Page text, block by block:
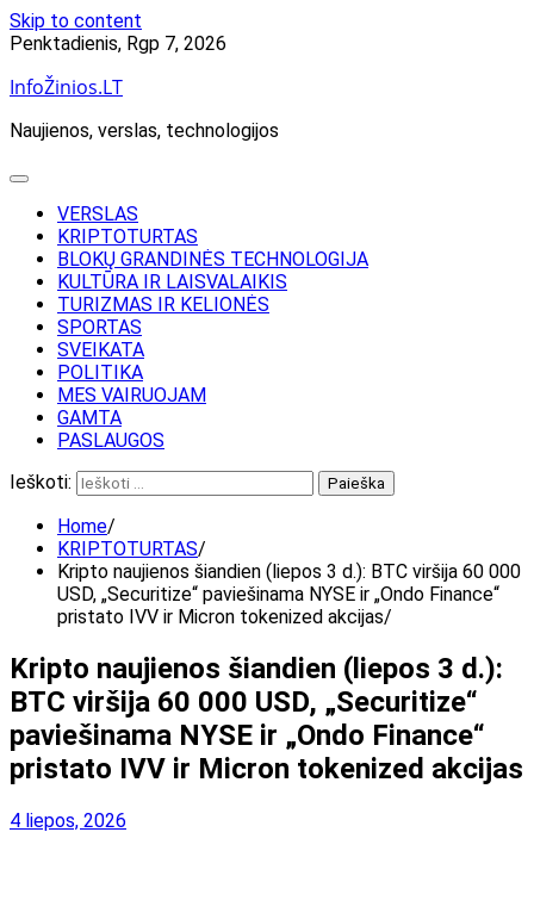
Skip to content
Penktadienis, Rgp 7, 2026
InfoŽinios.LT
Naujienos, verslas, technologijos
VERSLAS
KRIPTOTURTAS
BLOKŲ GRANDINĖS TECHNOLOGIJA
KULTŪRA IR LAISVALAIKIS
TURIZMAS IR KELIONĖS
SPORTAS
SVEIKATA
POLITIKA
MES VAIRUOJAM
GAMTA
PASLAUGOS
Ieškoti:
Home
KRIPTOTURTAS
Kripto naujienos šiandien (liepos 3 d.): BTC viršija 60 000
USD, „Securitize“ paviešinama NYSE ir „Ondo Finance“
pristato IVV ir Micron tokenized akcijas
Kripto naujienos šiandien (liepos 3 d.):
BTC viršija 60 000 USD, „Securitize“
paviešinama NYSE ir „Ondo Finance“
pristato IVV ir Micron tokenized akcijas
4 liepos, 2026